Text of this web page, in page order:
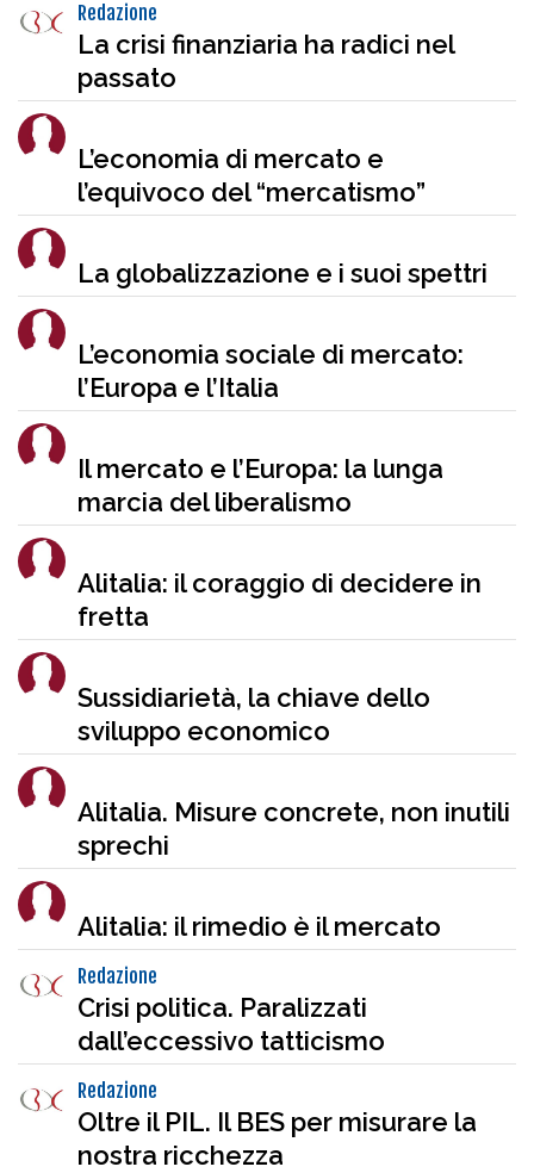
Redazione
La crisi finanziaria ha radici nel
passato
L’economia di mercato e
l’equivoco del “mercatismo”
La globalizzazione e i suoi spettri
L’economia sociale di mercato:
l’Europa e l’Italia
Il mercato e l’Europa: la lunga
marcia del liberalismo
Alitalia: il coraggio di decidere in
fretta
Sussidiarietà, la chiave dello
sviluppo economico
Alitalia. Misure concrete, non inutili
sprechi
Alitalia: il rimedio è il mercato
Redazione
Crisi politica. Paralizzati
dall’eccessivo tatticismo
Redazione
Oltre il PIL. Il BES per misurare la
nostra ricchezza